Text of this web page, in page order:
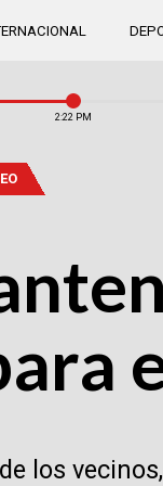
2:22 PM
los